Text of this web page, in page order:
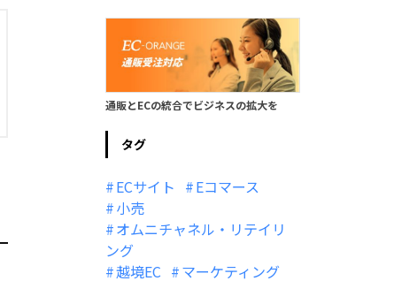
通販とECの統合でビジネスの拡大を
タグ
ECサイト
Eコマース
小売
オムニチャネル・リテイリ
ング
越境EC
マーケティング